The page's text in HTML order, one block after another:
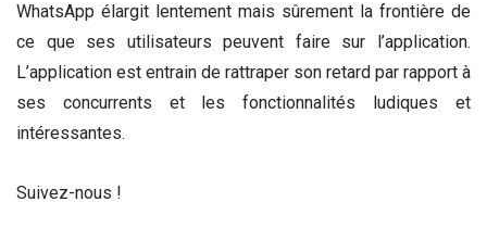
WhatsApp élargit lentement mais sûrement la frontière de
ce que ses utilisateurs peuvent faire sur l’application.
L’application est entrain de rattraper son retard par rapport à
ses concurrents et les fonctionnalités ludiques et
intéressantes.
Suivez-nous !